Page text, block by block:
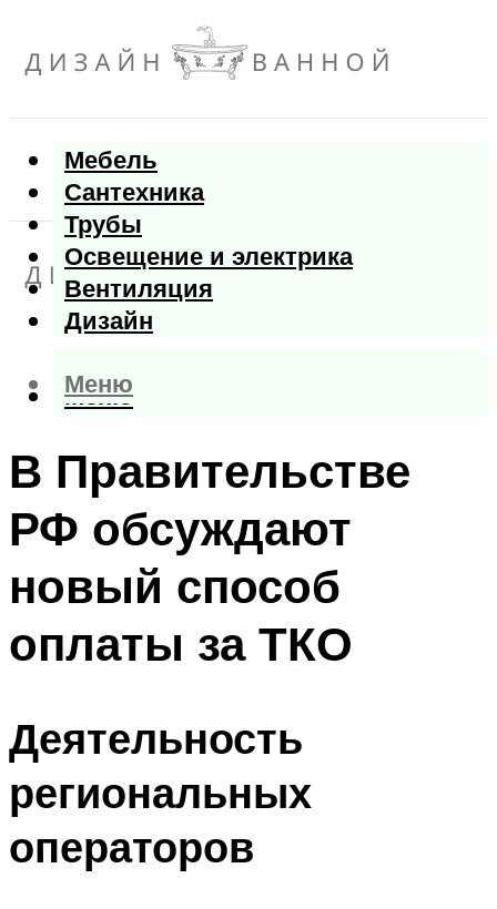
Мебель
Сантехника
Трубы
Освещение и электрика
Вентиляция
Дизайн
Меню
Меню
В Правительстве
РФ обсуждают
новый способ
оплаты за ТКО
Деятельность
региональных
операторов